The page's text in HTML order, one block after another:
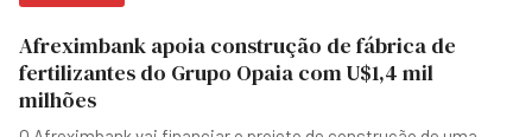
Afreximbank apoia construção de fábrica de
fertilizantes do Grupo Opaia com U$1,4 mil
milhões